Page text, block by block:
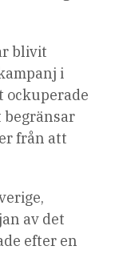
blivit
i
ockuperade
från att
av det
efter en